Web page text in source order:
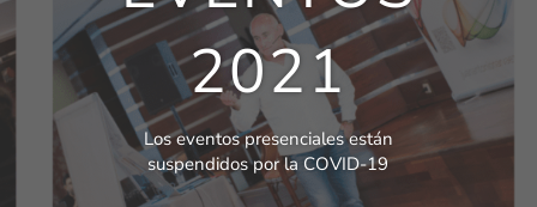
2021
Los eventos presenciales están
suspendidos por la COVID-19